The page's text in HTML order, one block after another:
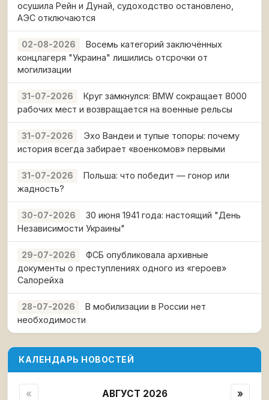
осушила Рейн и Дунай, судоходство остановлено,
АЭС отключаются
02-08-2026
Восемь категорий заключённых
концлагеря "Украина" лишились отсрочки от
могилизации
31-07-2026
Круг замкнулся: BMW сокращает 8000
рабочих мест и возвращается на военные рельсы
31-07-2026
Эхо Вандеи и тупые топоры: почему
история всегда забирает «военкомов» первыми
31-07-2026
Польша: что победит — гонор или
жадность?
30-07-2026
30 июня 1941 года: настоящий "День
Независимости Украины"
29-07-2026
ФСБ опубликовала архивные
документы о преступлениях одного из «героев»
Салорейха
28-07-2026
В мобилизации в России нет
необходимости
КАЛЕНДАРЬ НОВОСТЕЙ
« АВГУСТ 2026 »